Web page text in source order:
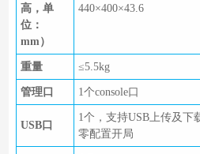
高，单
位：
mm）
440×400×43.6
重量 ≤5.5kg
管理口 1个console口
USB口
1个，支持USB上传及下
零配置开局